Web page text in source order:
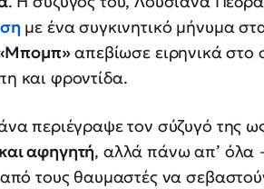
με ένα συγκινητικό μήνυμα
«Μπομπ»απεβίωσε ειρηνικά στο
και φροντίδα.
περιέγραψε τον σύζυγό της
αφηγητή, αλλά πάνω απ’ όλα
τους θαυμαστές να